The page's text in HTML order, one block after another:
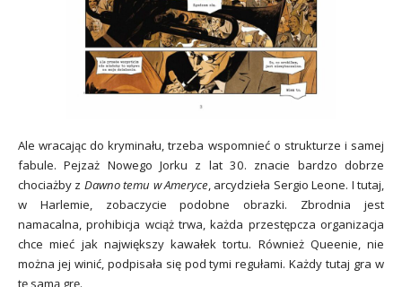
Ale wracając do kryminału, trzeba wspomnieć o strukturze i samej
fabule. Pejzaż Nowego Jorku z lat 30. znacie bardzo dobrze
chociażby z Dawno temu w Ameryce, arcydzieła Sergio Leone. I tutaj,
w Harlemie, zobaczycie podobne obrazki. Zbrodnia jest
namacalna, prohibicja wciąż trwa, każda przestępcza organizacja
chce mieć jak największy kawałek tortu. Również Queenie, nie
można jej winić, podpisała się pod tymi regułami. Każdy tutaj gra w